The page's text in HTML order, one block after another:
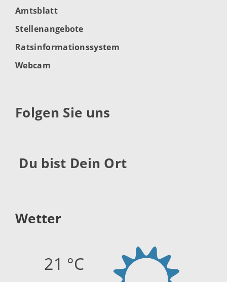
Amtsblatt
Stellenangebote
Ratsinformationssystem
Webcam
Folgen Sie uns
Du bist Dein Ort
Wetter
21 °C